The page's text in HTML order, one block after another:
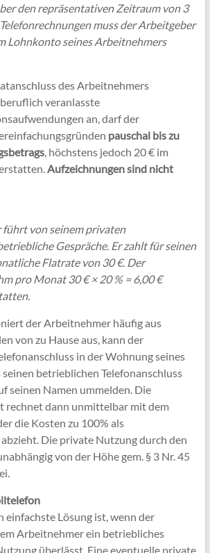
den repräsentativen Zeitraum von 3
muss der Arbeitgeber
Lohnkonto seines Arbeitnehmers
des Arbeitnehmers
veranlasste
an, darf der
pauschal bis zu
, höchstens jedoch 20 € im
Aufzeichnungen sind nicht
von seinem privaten
Gespräche. Er zahlt für seinen
Flatrate von 30 €. Der
pro Monat 30 € × 20 % = 6,00 €
der Arbeitnehmer häufig aus
von zu Hause aus, kann der
in der Wohnung seines
betrieblichen Telefonanschluss
seinen Namen ummelden. Die
rechnet dann unmittelbar mit dem
die Kosten zu 100% als
Die private Nutzung durch den
von der Höhe gem. § 3 Nr. 45
einfachste Lösung ist, wenn der
Arbeitnehmer ein betriebliches
überlässt. Eine eventuelle private